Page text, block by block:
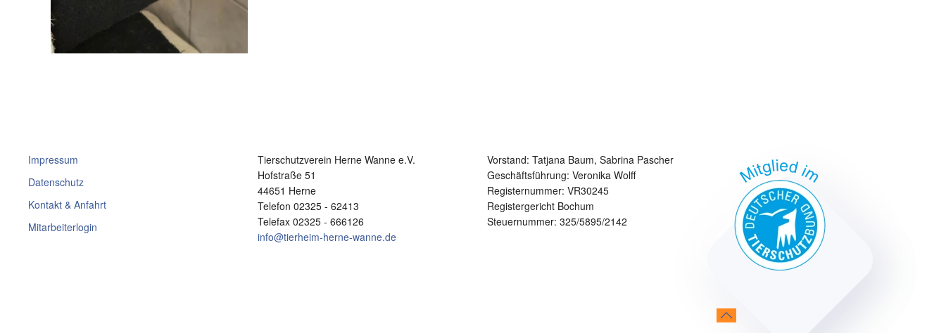
Impressum
Datenschutz
Kontakt & Anfahrt
Mitarbeiterlogin
Tierschutzverein Herne Wanne e.V.
Hofstraße 51
44651 Herne
Telefon 02325 - 62413
Telefax 02325 - 666126
info@tierheim-herne-wanne.de
Vorstand: Tatjana Baum, Sabrina Pascher
Geschäftsführung: Veronika Wolff
Registernummer: VR30245
Registergericht Bochum
Steuernummer: 325/5895/2142